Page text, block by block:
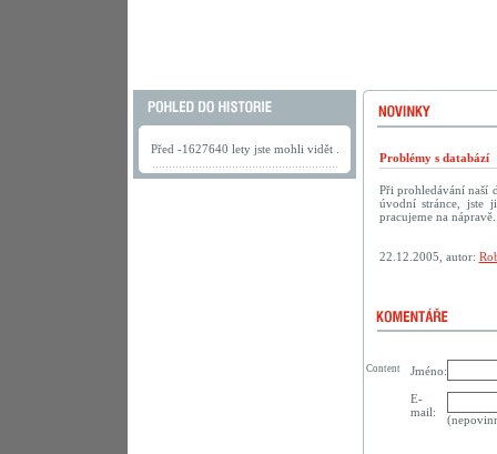
Před -1627640 lety jste mohli vidět .
Problémy s databází
Při prohledávání naší
úvodní stránce, jste
pracujeme na
22.12.2005, autor:
Jméno:
E-
mail:
Content